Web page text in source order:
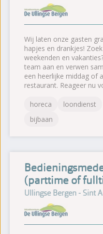
Wij laten onze gasten
hapjes en drankjes!
weekenden en
team aan en verwen
een heerlijke middag of
restaurant. Reageer nu
horeca
loondienst
bijbaan
(parttime of
Ullingse Bergen - Sint